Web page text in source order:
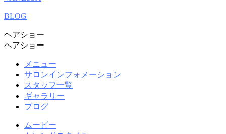
BLOG
ヘアショー
ヘアショー
メニュー
サロンインフォメーション
スタッフ一覧
ギャラリー
ブログ
ムービー